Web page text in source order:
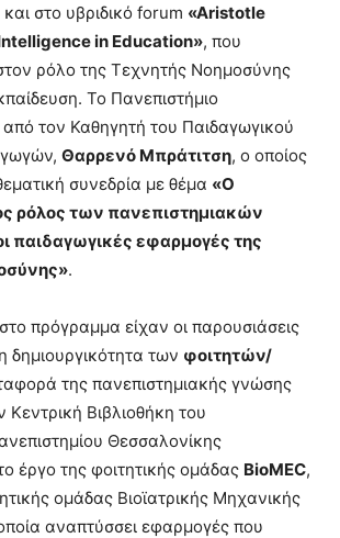
στο υβριδικό forum «Aristotle
in Education», που
ρόλο της Τεχνητής Νοημοσύνης
Το Πανεπιστήμιο
τον Καθηγητή του Παιδαγωγικού
Θαρρενό Μπράτιτση, ο οποίος
συνεδρία με θέμα «Ο
ρόλος των πανεπιστημιακών
παιδαγωγικές εφαρμογές της
.
πρόγραμμα είχαν οι παρουσιάσεις
δημιουργικότητα των φοιτητών/
της πανεπιστημιακής γνώσης
Κεντρική Βιβλιοθήκη του
Θεσσαλονίκης
έργο της φοιτητικής ομάδας BioMEC,
ομάδας Βιοϊατρικής Μηχανικής
αναπτύσσει εφαρμογές που